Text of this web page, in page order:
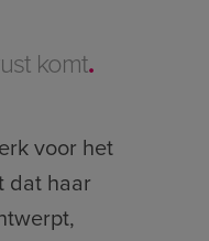
komt.
voor het
dat haar